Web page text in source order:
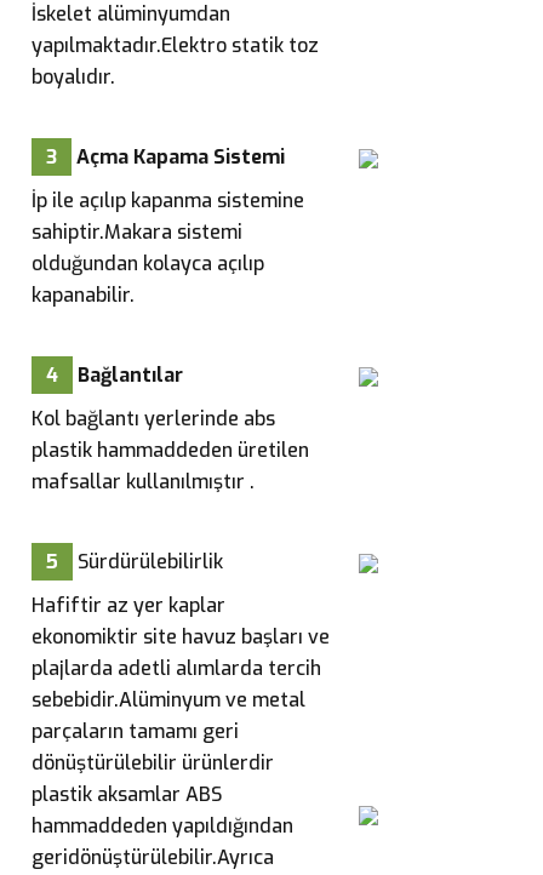
İskelet alüminyumdan
yapılmaktadır.Elektro statik toz
boyalıdır.
3
Açma Kapama Sistemi
İp ile açılıp kapanma sistemine
sahiptir.Makara sistemi
olduğundan kolayca açılıp
kapanabilir.
4
Bağlantılar
Kol bağlantı yerlerinde abs
plastik hammaddeden üretilen
mafsallar kullanılmıştır .
5
Sürdürülebilirlik
Hafiftir az yer kaplar
ekonomiktir site havuz başları ve
plajlarda adetli alımlarda tercih
sebebidir.Alüminyum ve metal
parçaların tamamı geri
dönüştürülebilir ürünlerdir
plastik aksamlar ABS
hammaddeden yapıldığından
geridönüştürülebilir.Ayrıca